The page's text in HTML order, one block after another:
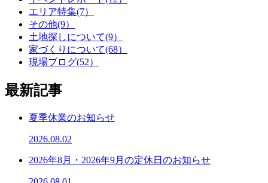
エリア特集(7）
その他(9）
土地探しについて(9）
家づくりについて(68）
現場ブログ(52）
最新記事
夏季休業のお知らせ
2026.08.02
2026年8月・2026年9月の定休日のお知らせ